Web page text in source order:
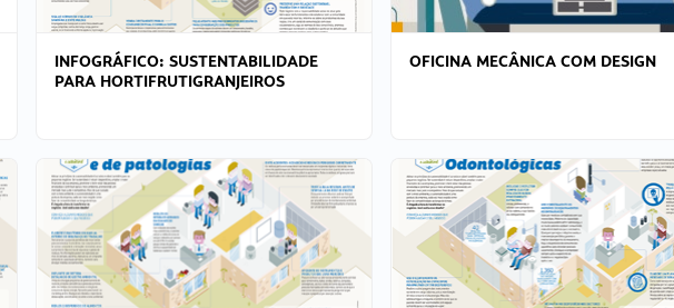
INFOGRÁFICO: SUSTENTABILIDADE
PARA HORTIFRUTIGRANJEIROS
OFICINA MECÂNICA COM DESIGN